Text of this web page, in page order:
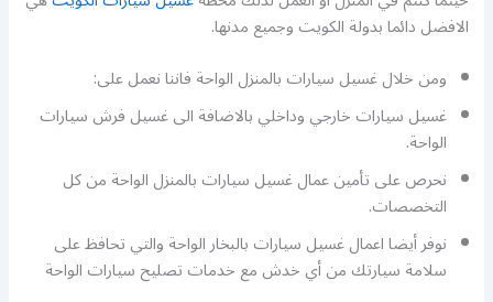
الافضل دائما بدولة الكويت وجميع مدنها.
ومن خلال غسيل سيارات بالمنزل الواحة فاننا نعمل على:
غسيل سيارات خارجي وداخلي بالاضافة الى غسيل فرش سيارات
الواحة.
نحرص على تأمين عمال غسيل سيارات بالمنزل الواحة من كل
التخصصات.
نوفر أيضا اعمال غسيل سيارات بالبخار الواحة والتي تحافظ على
سلامة سيارتك من أي خدش مع خدمات تصليح سيارات الواحة